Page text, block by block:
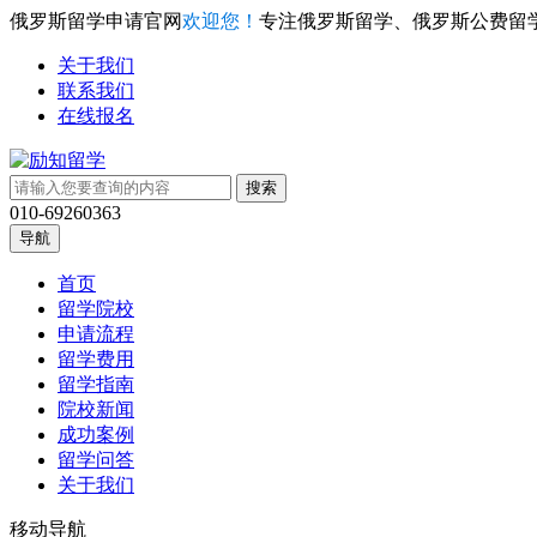
俄罗斯留学申请官网欢迎您！ 专注俄罗斯留学、俄罗斯公费留
关于我们
联系我们
在线报名
010-69260363
导航
首页
留学院校
申请流程
留学费用
留学指南
院校新闻
成功案例
留学问答
关于我们
移动导航